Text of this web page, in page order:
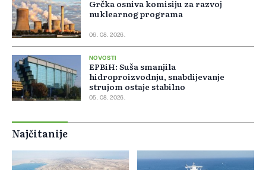
Grčka osniva komisiju za razvoj
nuklearnog programa
06. 08. 2026.
NOVOSTI
EPBiH: Suša smanjila
hidroproizvodnju, snabdijevanje
strujom ostaje stabilno
05. 08. 2026.
Najčitanije